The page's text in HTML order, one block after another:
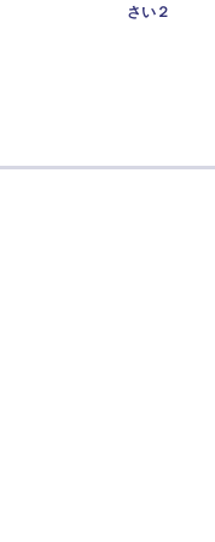
さい２